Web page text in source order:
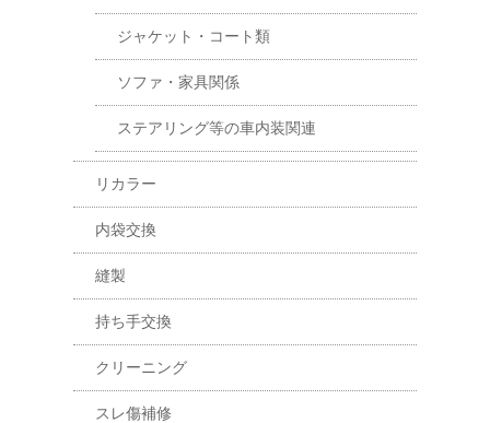
ジャケット・コート類
ソファ・家具関係
ステアリング等の車内装関連
リカラー
内袋交換
縫製
持ち手交換
クリーニング
スレ傷補修